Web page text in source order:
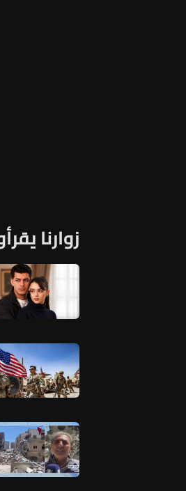
زوارنا